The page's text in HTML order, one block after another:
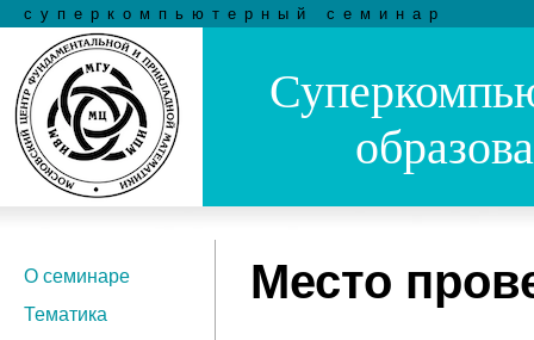
суперкомпьютерный семинар
О семинаре
Тематика
Место